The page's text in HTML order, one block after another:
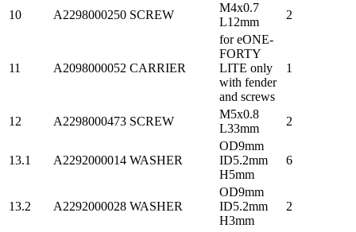
10 A2298000250 SCREW
M4x0.7
L12mm
2
11 A2098000052 CARRIER
for eONE-
FORTY
LITE only
with fender
and screws
1
12 A2298000473 SCREW
M5x0.8
L33mm
2
13.1 A2292000014 WASHER
OD9mm
ID5.2mm
H5mm
6
13.2 A2292000028 WASHER
OD9mm
ID5.2mm
H3mm
2